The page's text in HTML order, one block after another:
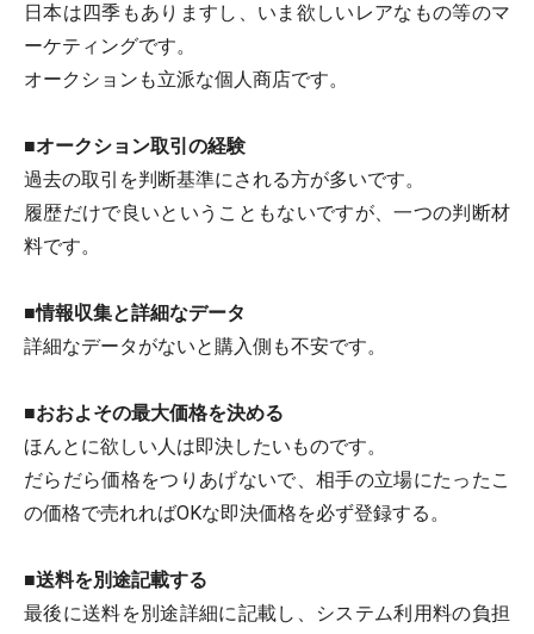
日本は四季もありますし、いま欲しいレアなもの等のマ
ーケティングです。
オークションも立派な個人商店です。
■オークション取引の経験
過去の取引を判断基準にされる方が多いです。
履歴だけで良いということもないですが、一つの判断材
料です。
■情報収集と詳細なデータ
詳細なデータがないと購入側も不安です。
■おおよその最大価格を決める
ほんとに欲しい人は即決したいものです。
だらだら価格をつりあげないで、相手の立場にたったこ
の価格で売れればOKな即決価格を必ず登録する。
■送料を別途記載する
最後に送料を別途詳細に記載し、システム利用料の負担